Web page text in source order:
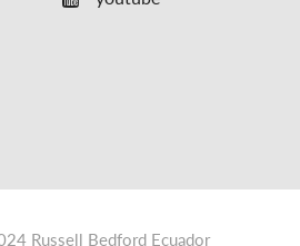
Russell Bedford Ecuador